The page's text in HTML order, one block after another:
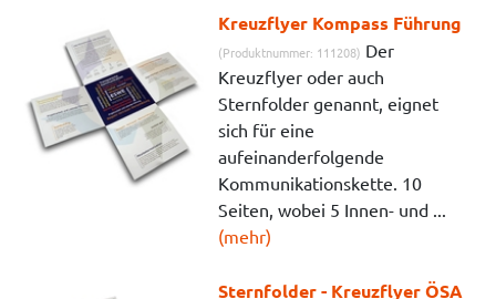
Kreuzflyer Kompass Führung
(Produktnummer: 111208) Der
Kreuzflyer oder auch
Sternfolder genannt, eignet
sich für eine
aufeinanderfolgende
Kommunikationskette. 10
Seiten, wobei 5 Innen- und ...
(mehr)
Sternfolder - Kreuzflyer ÖSA